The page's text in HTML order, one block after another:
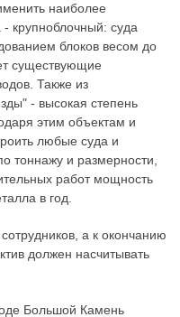
наиболее
крупноблочный: суда
блоков весом до
существующие
Также из
- высокая степень
этим объектам и
любые суда и
тоннажу и размерности,
работ мощность
в год.
а к окончанию
должен насчитывать
Большой Камень